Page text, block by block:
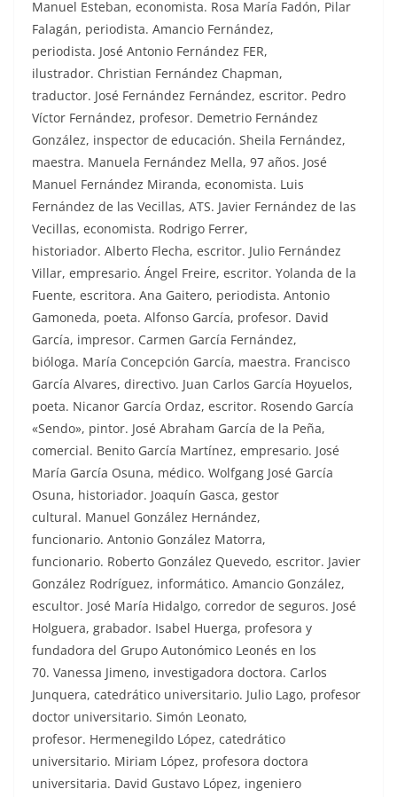
Manuel Esteban, economista. Rosa María Fadón, Pilar
Falagán, periodista. Amancio Fernández,
periodista. José Antonio Fernández FER,
ilustrador. Christian Fernández Chapman,
traductor. José Fernández Fernández, escritor. Pedro
Víctor Fernández, profesor. Demetrio Fernández
González, inspector de educación. Sheila Fernández,
maestra. Manuela Fernández Mella, 97 años. José
Manuel Fernández Miranda, economista. Luis
Fernández de las Vecillas, ATS. Javier Fernández de las
Vecillas, economista. Rodrigo Ferrer,
historiador. Alberto Flecha, escritor. Julio Fernández
Villar, empresario. Ángel Freire, escritor. Yolanda de la
Fuente, escritora. Ana Gaitero, periodista. Antonio
Gamoneda, poeta. Alfonso García, profesor. David
García, impresor. Carmen García Fernández,
bióloga. María Concepción García, maestra. Francisco
García Alvares, directivo. Juan Carlos García Hoyuelos,
poeta. Nicanor García Ordaz, escritor. Rosendo García
«Sendo», pintor. José Abraham García de la Peña,
comercial. Benito García Martínez, empresario. José
María García Osuna, médico. Wolfgang José García
Osuna, historiador. Joaquín Gasca, gestor
cultural. Manuel González Hernández,
funcionario. Antonio González Matorra,
funcionario. Roberto González Quevedo, escritor. Javier
González Rodríguez, informático. Amancio González,
escultor. José María Hidalgo, corredor de seguros. José
Holguera, grabador. Isabel Huerga, profesora y
fundadora del Grupo Autonómico Leonés en los
70. Vanessa Jimeno, investigadora doctora. Carlos
Junquera, catedrático universitario. Julio Lago, profesor
doctor universitario. Simón Leonato,
profesor. Hermenegildo López, catedrático
universitario. Miriam López, profesora doctora
universitaria. David Gustavo López, ingeniero